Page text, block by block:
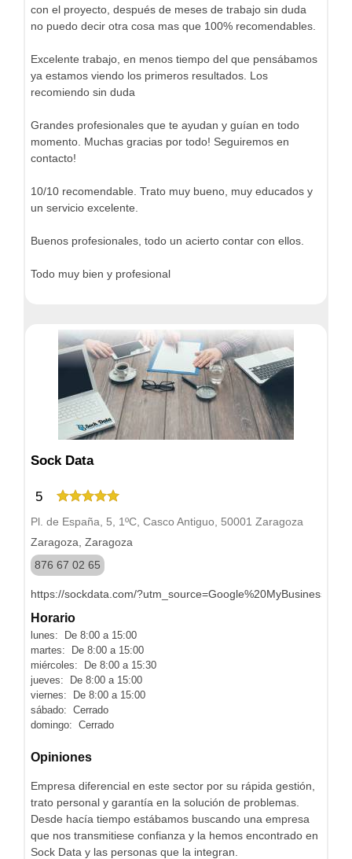
con el proyecto, después de meses de trabajo sin duda
no puedo decir otra cosa mas que 100% recomendables.
Excelente trabajo, en menos tiempo del que pensábamos
ya estamos viendo los primeros resultados. Los
recomiendo sin duda
Grandes profesionales que te ayudan y guían en todo
momento. Muchas gracias por todo! Seguiremos en
contacto!
10/10 recomendable. Trato muy bueno, muy educados y
un servicio excelente.
Buenos profesionales, todo un acierto contar con ellos.
Todo muy bien y profesional
Sock Data
5
Pl. de España, 5, 1ºC, Casco Antiguo, 50001 Zaragoza
Zaragoza, Zaragoza
876 67 02 65
https://sockdata.com/
Horario
lunes: De 8:00 a 15:00
martes: De 8:00 a 15:00
miércoles: De 8:00 a 15:30
jueves: De 8:00 a 15:00
viernes: De 8:00 a 15:00
sábado: Cerrado
domingo: Cerrado
Opiniones
Empresa diferencial en este sector por su rápida gestión,
trato personal y garantía en la solución de problemas.
Desde hacía tiempo estábamos buscando una empresa
que nos transmitiese confianza y la hemos encontrado en
Sock Data y las personas que la integran.